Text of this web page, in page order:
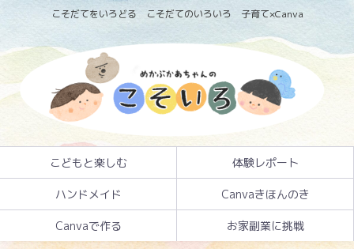
こそだてをいろどる こそだてのいろいろ 子育て×Canva
こどもと楽しむ 体験レポート
ハンドメイド Canvaきほんのき
Canvaで作る お家副業に挑戦